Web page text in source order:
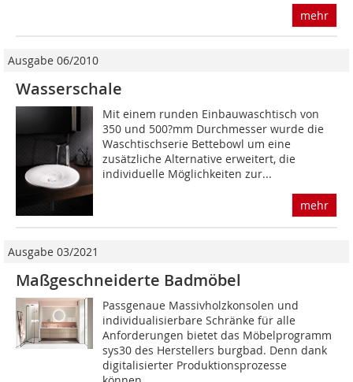
mehr
Ausgabe 06/2010
Wasserschale
Mit einem runden Einbauwaschtisch von
350 und 500?mm Durchmesser wurde die
Waschtischserie Bettebowl um eine
zusätzliche Alternative erweitert, die
individuelle Möglichkeiten zur...
mehr
Ausgabe 03/2021
Maßgeschneiderte Badmöbel
Passgenaue Massivholzkonsolen und
individualisierbare Schränke für alle
Anforderungen bietet das Möbelprogramm
sys30 des Herstellers burgbad. Denn dank
digitalisierter Produktionsprozesse